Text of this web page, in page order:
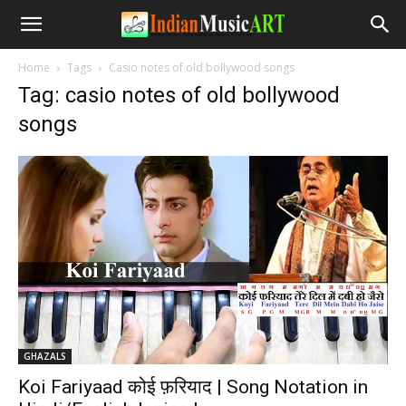
Home Tags Casio notes of old bollywood songs
Tag: casio notes of old bollywood
songs
GHAZALS
Koi Fariyaad कोई फ़रियाद | Song Notation in